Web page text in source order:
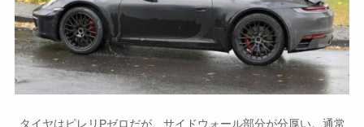
タイヤはピレリPゼロだが、サイドウォール部分が分厚い。通常